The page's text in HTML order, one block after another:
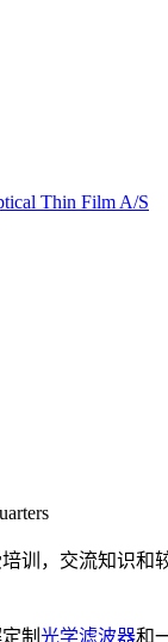
Thin Film A/S
训，交流知识
制 光学滤波器和